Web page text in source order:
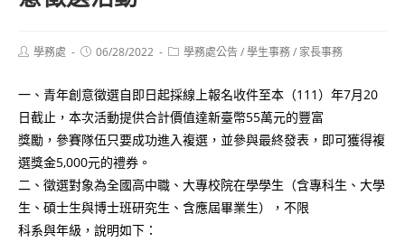
Post學務處
Post06/28/2022
Post學務處公告/學生事務/ 家長事務
一、青年創意徵選自即日起採線上報名收件至本（111）年7月20
日截止，本次活動提供合計價值達新臺幣55萬元的豐富
獎勵，參賽隊伍只要成功進入複選，並參與最終發表，即可獲得複
選獎金5,000元的禮券。
二、徵選對象為全國高中職、大專校院在學學生（含專科生、大學
生、碩士生與博士班研究生、含應屆畢業生），不限
科系與年級，說明如下：